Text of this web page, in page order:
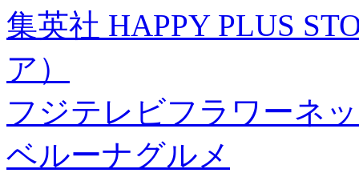
集英社 HAPPY PLUS
ア）
フジテレビフラワーネ
ベルーナグルメ